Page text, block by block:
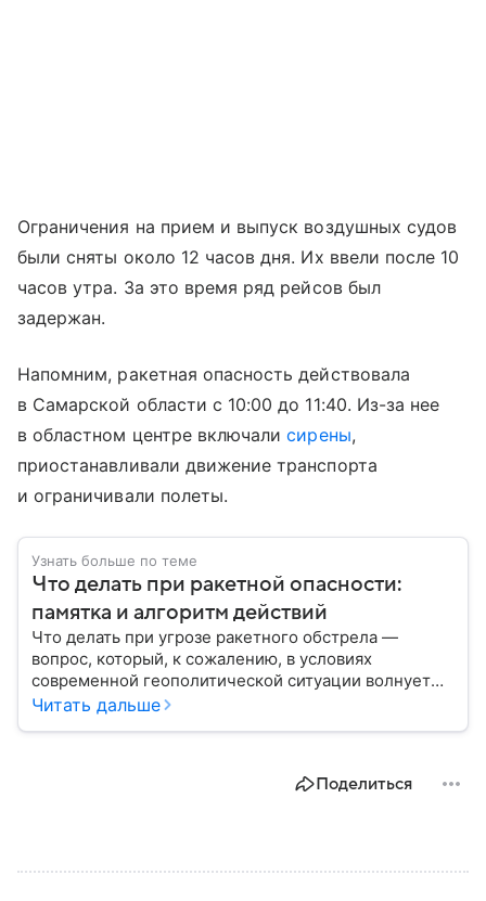
Ограничения на прием и выпуск воздушных судов
были сняты около 12 часов дня. Их ввели после 10
часов утра. За это время ряд рейсов был
задержан.
Напомним, ракетная опасность действовала
в Самарской области с 10:00 до 11:40. Из-за нее
в областном центре включалисирены,
приостанавливали движение транспорта
и ограничивали полеты.
Узнать больше по теме
Что делать при ракетной опасности:
памятка и алгоритм действий
Что делать при угрозе ракетного обстрела —
вопрос, который, к сожалению, в условиях
современной геополитической ситуации волнует
все больше людей. В материале мы рассказываем,
Читать дальше
Поделиться